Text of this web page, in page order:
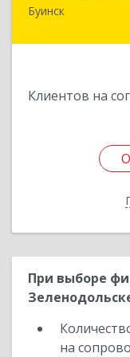
Буинск
Клиентов на
При выборе
на